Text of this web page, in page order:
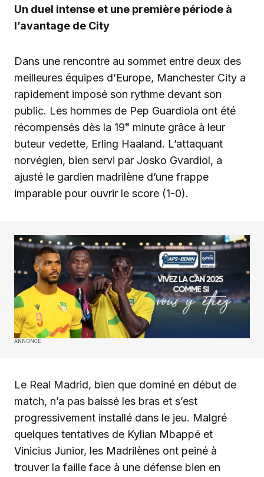
Un duel intense et une première période à
l’avantage de City
Dans une rencontre au sommet entre deux des
meilleures équipes d’Europe, Manchester City a
rapidement imposé son rythme devant son
public. Les hommes de Pep Guardiola ont été
récompensés dès la 19ᵉ minute grâce à leur
buteur vedette, Erling Haaland. L’attaquant
norvégien, bien servi par Josko Gvardiol, a
ajusté le gardien madrilène d’une frappe
imparable pour ouvrir le score (1-0).
ANNONCE
Le Real Madrid, bien que dominé en début de
match, n’a pas baissé les bras et s’est
progressivement installé dans le jeu. Malgré
quelques tentatives de Kylian Mbappé et
Vinicius Junior, les Madrilènes ont peiné à
trouver la faille face à une défense bien en